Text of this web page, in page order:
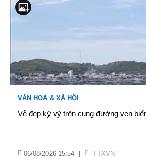
VĂN HOÁ & XÃ HỘI
Vẻ đẹp kỳ vỹ trên cung đường ven
06/08/2026 15:54 TTXVN